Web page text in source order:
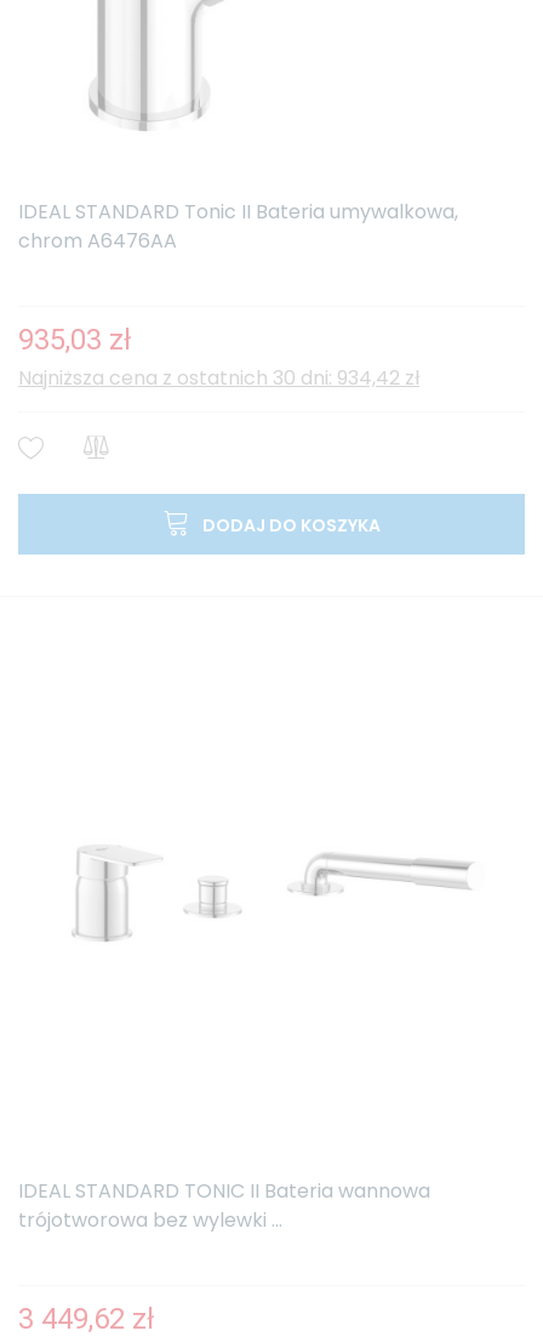
IDEAL STANDARD Tonic II Bateria umywalkowa,
chrom A6476AA
935,03 zł
Najniższa cena z ostatnich 30 dni: 934,42 zł
DODAJ DO KOSZYKA
IDEAL STANDARD TONIC II Bateria wannowa
trójotworowa bez wylewki ...
3 449,62 zł